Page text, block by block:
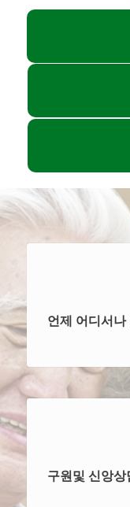
언제 어디서
구원및 신앙